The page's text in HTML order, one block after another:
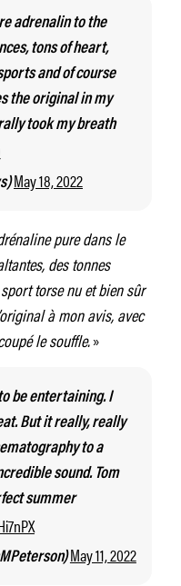
adrenalin to the
tons of heart,
and of course
the original in my
took my breath
May 18, 2022
pure dans le
des tonnes
torse nu et bien sûr
à mon avis, avec
le souffle.»
be entertaining. I
But it really, really
to a
sound. Tom
summer
May 11, 2022